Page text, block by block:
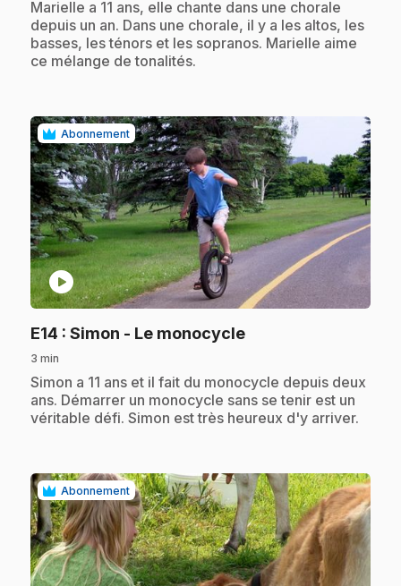
.Marielle a 11 ans, elle chante dans une chorale
depuis un an. Dans une chorale, il y a les altos, les
basses, les ténors et les sopranos. Marielle aime
ce mélange de tonalités.
Abonnement
play_circle
E14 : Simon - Le monocycle.
3 min
.Simon a 11 ans et il fait du monocycle depuis deux
ans. Démarrer un monocycle sans se tenir est un
véritable défi. Simon est très heureux d'y arriver.
Abonnement